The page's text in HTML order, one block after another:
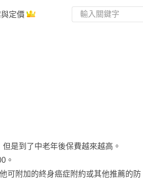
定價
是到了中老年後保費越來越高。
。
可附加的終身癌症附約或其他推薦的防